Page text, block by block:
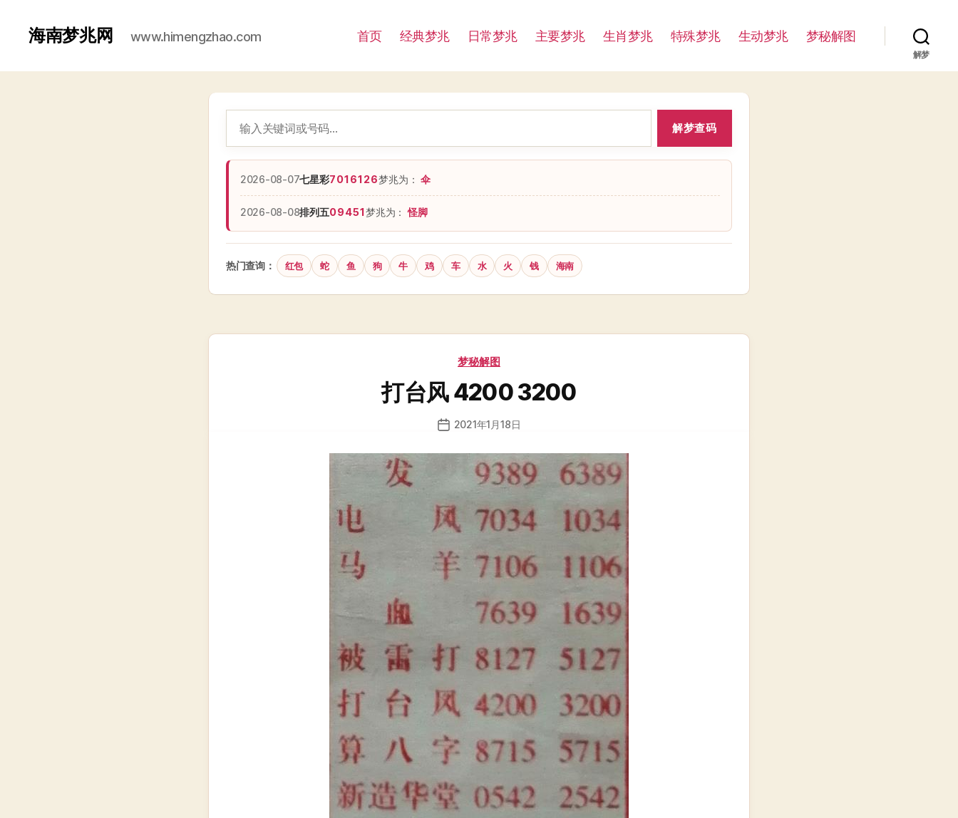
海南梦兆网 www.himengzhao.com 首页 经典梦兆 日常梦兆 主要梦兆 生肖梦兆 特殊梦兆 生动梦兆 梦秘解图
解梦
解梦查码
2026-08-07七星彩7016126梦兆为：伞
2026-08-08排列五09451梦兆为：怪脚
热门查询： 红包 蛇 鱼 狗 牛 鸡 车 水 火 钱 海南
分
梦秘解图
打台风 4200 3200
发
日
2021年1月18日